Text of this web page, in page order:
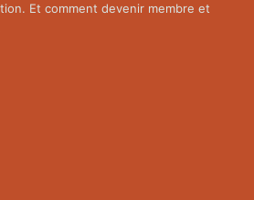
Et comment devenir membre et